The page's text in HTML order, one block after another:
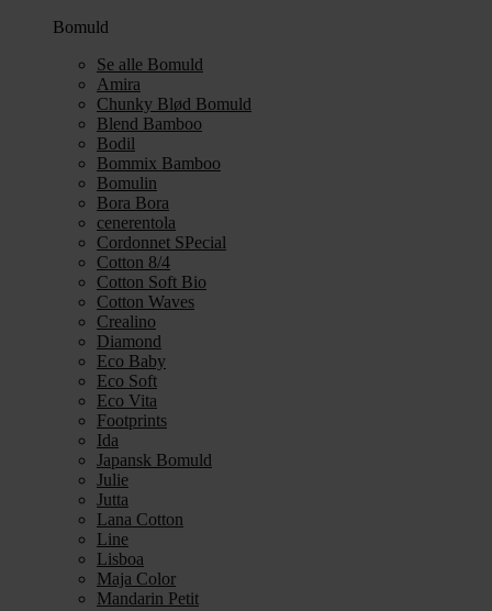
Bomuld
Se alle Bomuld
Amira
Chunky Blød Bomuld
Blend Bamboo
Bodil
Bommix Bamboo
Bomulin
Bora Bora
cenerentola
Cordonnet SPecial
Cotton 8/4
Cotton Soft Bio
Cotton Waves
Crealino
Diamond
Eco Baby
Eco Soft
Eco Vita
Footprints
Ida
Japansk Bomuld
Julie
Jutta
Lana Cotton
Line
Lisboa
Maja Color
Mandarin Petit